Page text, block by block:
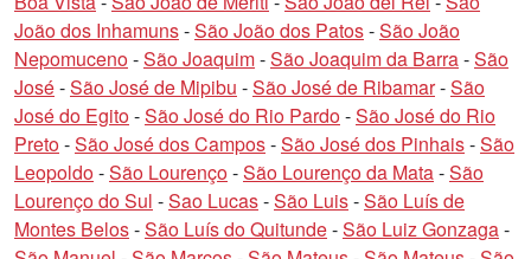
João dos Inhamuns-São João dos Patos-São João
Nepomuceno-São Joaquim-São Joaquim da Barra-São
José-São José de Mipibu -São José de Ribamar-São
José do Egito-São José do Rio Pardo-São José do Rio
Preto-São José dos Campos-São José dos Pinhais-São
Leopoldo-São Lourenço-São Lourenço da Mata-São
Lourenço do Sul -Sao Lucas-São Luis-São Luís de
Montes Belos-São Luís do Quitunde-São Luiz Gonzaga-